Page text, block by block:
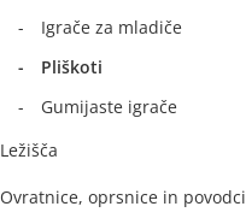
Igrače za mladiče
Pliškoti
Gumijaste igrače
Ležišča
Ovratnice, oprsnice in povodci